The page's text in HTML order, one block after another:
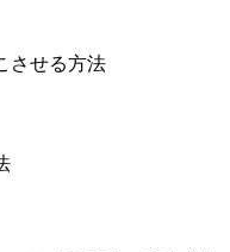
させる方法